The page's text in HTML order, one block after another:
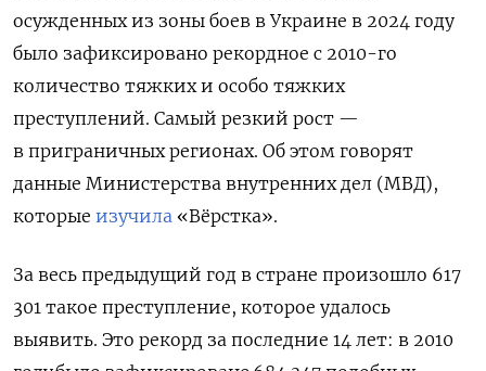
осужденных из зоны боев в Украине в 2024 году
было зафиксировано рекордное с 2010-го
количество тяжких и особо тяжких
преступлений. Самый резкий рост —
в приграничных регионах. Об этом говорят
данные Министерства внутренних дел (МВД),
которые изучила «Вёрстка».
За весь предыдущий год в стране произошло 617
301 такое преступление, которое удалось
выявить. Это рекорд за последние 14 лет: в 2010